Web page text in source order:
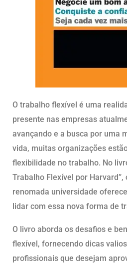
O trabalho flexível é uma
presente nas empresas
avançando e a busca por uma
vida, muitas organizações
flexibilidade no trabalho. No
Trabalho Flexível por Harvard”,
renomada universidade
lidar com essa nova forma de
O livro aborda os desafios e
flexível, fornecendo dicas
profissionais que desejam